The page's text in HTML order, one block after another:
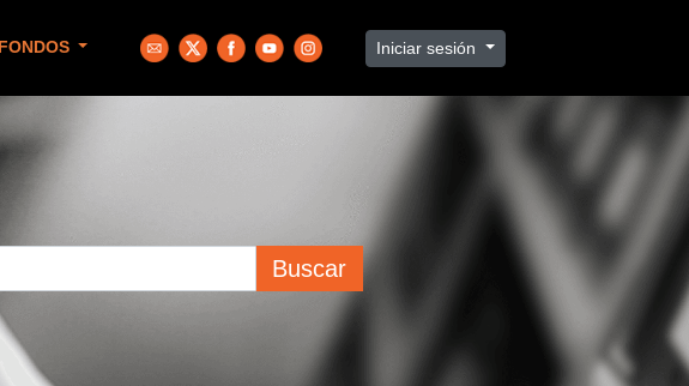
FONDOS Iniciar sesión
Buscar